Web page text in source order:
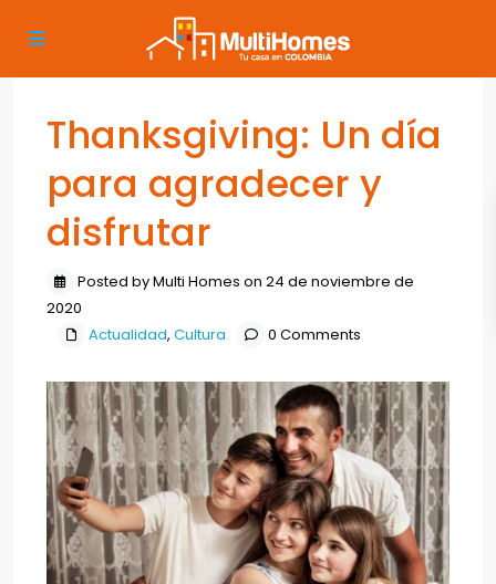
Thanksgiving: Un día
para agradecer y
disfrutar
Posted by Multi Homes on 24 de noviembre de
2020
Actualidad, Cultura 0 Comments